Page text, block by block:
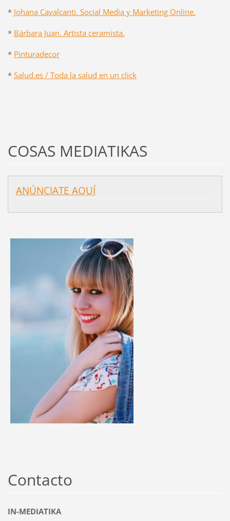
* Johana Cavalcanti. Social Media y Marketing Online.
* Bárbara Juan. Artista ceramista.
* Pinturadecor
* Salud.es / Toda la salud en un click
COSAS MEDIATIKAS
ANÚNCIATE AQUÍ
Contacto
IN-MEDIATIKA